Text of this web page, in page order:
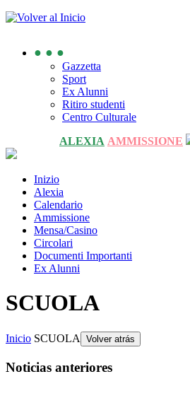
● ● ●
Gazzetta
Sport
Ex Alunni
Ritiro studenti
Centro Culturale
ALEXIA AMMISSIONE
Inizio
Alexia
Calendario
Ammissione
Mensa/Casino
Circolari
Documenti Importanti
Ex Alunni
SCUOLA
Inicio SCUOLA Volver atrás
Noticias anteriores